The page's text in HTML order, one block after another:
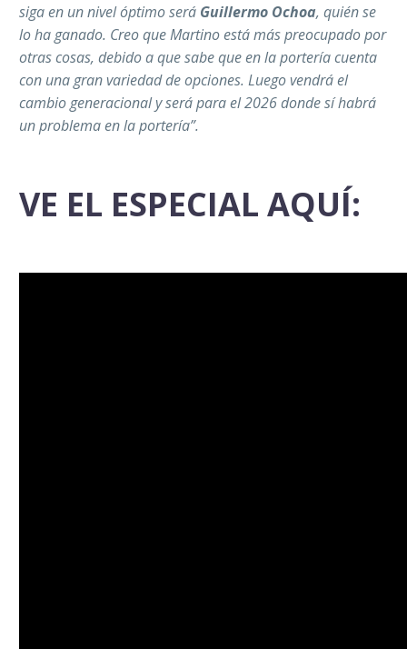
siga en un nivel óptimo será Guillermo Ochoa, quién se
lo ha ganado. Creo que Martino está más preocupado por
otras cosas, debido a que sabe que en la portería cuenta
con una gran variedad de opciones. Luego vendrá el
cambio generacional y será para el 2026 donde sí habrá
un problema en la portería”.
VE EL ESPECIAL AQUÍ: